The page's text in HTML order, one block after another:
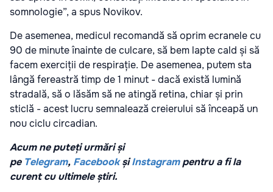
somnologie”, a spus Novikov.
De asemenea, medicul recomandă să oprim ecranele cu
90 de minute înainte de culcare, să bem lapte cald și să
facem exerciții de respirație. De asemenea, putem sta
lângă fereastră timp de 1 minut - dacă există lumină
stradală, să o lăsăm să ne atingă retina, chiar și prin
sticlă - acest lucru semnalează creierului să înceapă un
nou ciclu circadian.
Acum ne puteți urmări și
pe Telegram, FacebookșiInstagrampentru a fi la
curent cu ultimele știri.